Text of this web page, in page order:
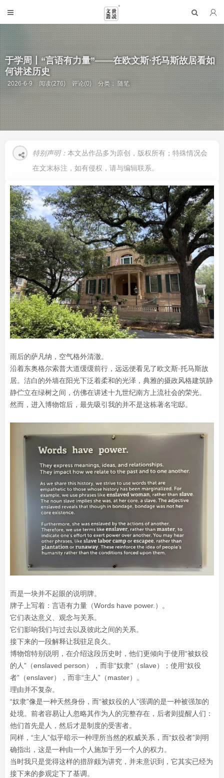
于学周丨“言语有力量”——在欧文斯·托马斯故居看如
何讲述历史
2026-6-9 阅读(276) 评论(0) 分类：随笔
特别声明： 本文丛作品多为原创，版权所有；特殊情况会
在文末标注，如有侵权，请与编辑联系。
雨后的萨凡纳，空气格外清澈。
沿着东奥格尔索普大道缓缓前行，远远便看见了欧文斯·托马斯故
居。洁白的外墙在阳光下泛着柔和的光泽，典雅的摄政风格建筑静
静伫立在绿树之间，仿佛在讲述十九世纪南方上流社会的荣光。
然而，进入博物馆后，最先吸引我的并不是这栋著名宅邸。
而是一块并不起眼的说明牌。
牌子上写着：言语有力量（Words have power.）。
它们表达意义、观念与关系。
它们影响我们与过去以及彼此之间的关系。
接下来的一段解释让我驻足良久。
博物馆特别说明，在介绍这段历史时，他们更倾向于使用“被奴役
的人”（enslaved person），而非“奴隶”（slave）；使用“奴役
者”（enslaver），而非“主人”（master）。
理由并不复杂。
“奴隶”像是一种天然身份，而“被奴役的人”强调的是一种被强加的
处境。前者容易让人忽略其作为人的完整存在，后者则提醒人们：
他们首先是人，然后才是制度的受害者。
同样，“主人”似乎暗示一种理所当然的权威关系，而“奴役者”则明
确指出，这是一种由一个人施加于另一个人的权力。
当时我只是觉得这样的措辞颇为讲究，并未意识到，它其实已经为
接下来的参观定下了基调。